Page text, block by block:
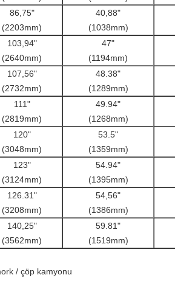
86,75"
(2203mm)
40,88"
(1038mm)
103,94"
(2640mm)
47"
(1194mm)
107,56"
(2732mm)
48.38"
(1289mm)
111"
(2819mm)
49.94"
(1268mm)
120"
(3048mm)
53.5"
(1359mm)
123"
(3124mm)
54.94"
(1395mm)
126.31"
(3208mm)
54,56"
(1386mm)
140,25"
(3562mm)
59.81"
(1519mm)
/ çöp kamyonu